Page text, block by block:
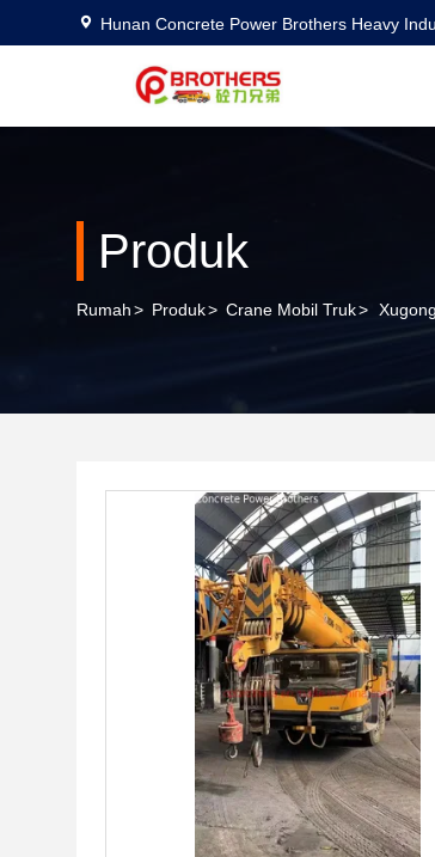
Hunan Concrete Power Brothers Heavy
Produk
Rumah> Produk> Crane Mobil Truk>